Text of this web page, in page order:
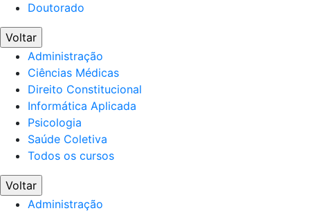
Doutorado
Voltar
Administração
Ciências Médicas
Direito Constitucional
Informática Aplicada
Psicologia
Saúde Coletiva
Todos os cursos
Voltar
Administração